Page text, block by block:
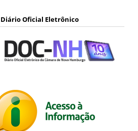
Diário Oficial Eletrônico